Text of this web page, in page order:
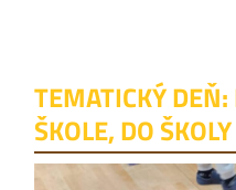
TEMATICKÝ
ŠKOLE, DO